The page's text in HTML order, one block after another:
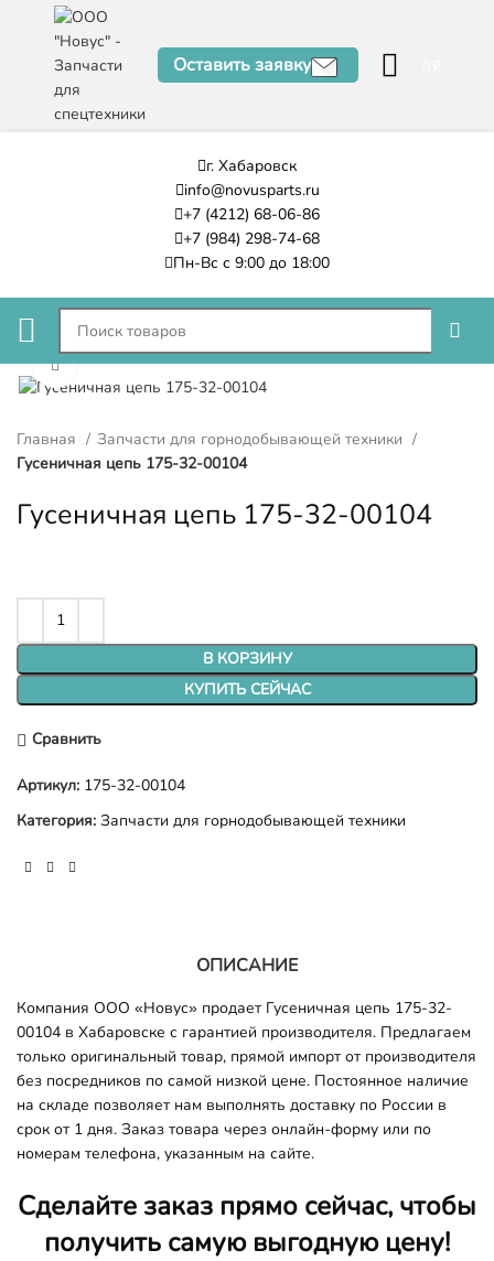
Оставить заявку
г. Хабаровск
info@novusparts.ru
+7 (4212) 68-06-86
+7 (984) 298-74-68
Пн-Вс с 9:00 до 18:00
Нажмите, чтобы увеличить
Главная
Запчасти для горнодобывающей техники
Гусеничная цепь 175-32-00104
Гусеничная цепь 175-32-00104
В КОРЗИНУ
КУПИТЬ СЕЙЧАС
Сравнить
Артикул: 175-32-00104
Категория: Запчасти для горнодобывающей техники
ОПИСАНИЕ
Компания ООО «Новус» продает Гусеничная цепь 175-32-
00104 в Хабаровске с гарантией производителя. Предлагаем
только оригинальный товар, прямой импорт от производителя
без посредников по самой низкой цене. Постоянное наличие
на складе позволяет нам выполнять доставку по России в
срок от 1 дня. Заказ товара через онлайн-форму или по
номерам телефона, указанным на сайте.
Сделайте заказ прямо сейчас, чтобы
получить самую выгодную цену!